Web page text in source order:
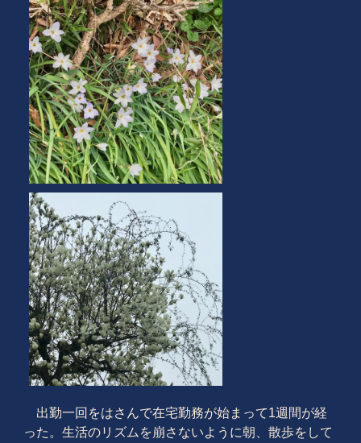
出勤一回をはさんで在宅勤務が始まって1週間が経
った。生活のリズムを崩さないように朝、散歩をして